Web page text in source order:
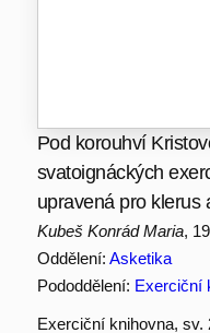
Pod korouhví
svatoignáckých
upravená pro klerus
Kubeš Konrád Maria,
Oddělení: Asketika
Pododdělení: Exerciční
Exerciční knihovna, sv.